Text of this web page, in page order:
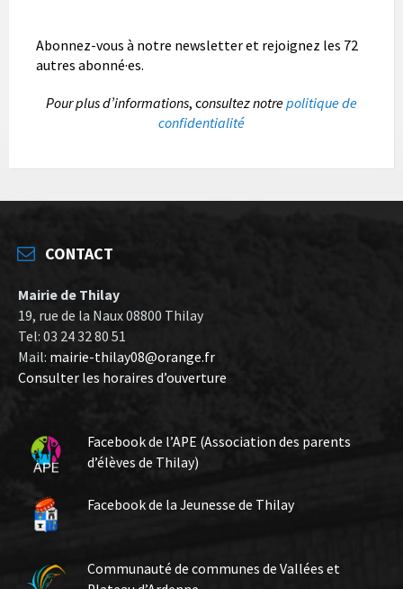
Abonnez-vous à notre newsletter et rejoignez les 72
autres abonné·es.
Pour plus d’informations, consultez notrepolitique de
confidentialité
CONTACT
Mairie de Thilay
19, rue de la Naux 08800 Thilay
Tel: 03 24 32 80 51
Mail: mairie-thilay08@orange.fr
Consulter les horaires d’ouverture
Facebook de l’APE (Association des parents
d’élèves de Thilay)
Facebook de la Jeunesse de Thilay
Communauté de communes de Vallées et